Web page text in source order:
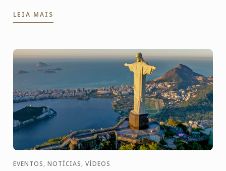
simboliza nossa ...
LEIA MAIS
EVENTOS, NOTÍCIAS, VÍDEOS